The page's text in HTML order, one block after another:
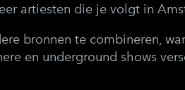
artiesten die je volgt in
bronnen te combineren,
en underground shows